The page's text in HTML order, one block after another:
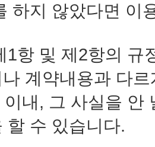
하지 않았다면 이
항 및 제2항의 규
계약내용과 다
내, 그 사실을 안
할 수 있습니다.